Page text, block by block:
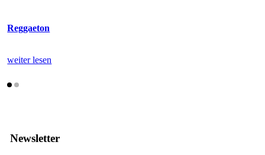
Reggaeton
weiter lesen
Newsletter